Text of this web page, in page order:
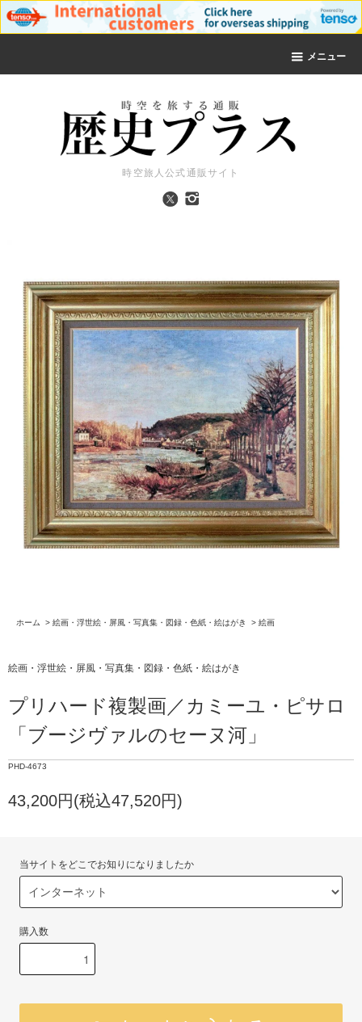
メニュー
時空旅人公式通販サイト
ホーム > 絵画・浮世絵・屏風・写真集・図録・色紙・絵はがき > 絵画
絵画・浮世絵・屏風・写真集・図録・色紙・絵はがき
プリハード複製画／カミーユ・ピサロ
「ブージヴァルのセーヌ河」
PHD-4673
43,200円(税込47,520円)
当サイトをどこでお知りになりましたか
購入数